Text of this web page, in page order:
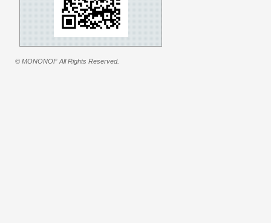
© MONONOF All Rights Reserved.